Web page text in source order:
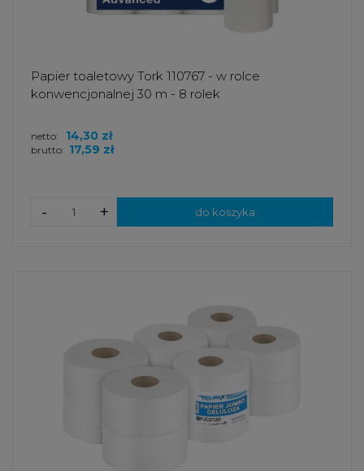
Papier toaletowy Tork 110767 - w rolce
konwencjonalnej 30 m - 8 rolek
brutto: 17,59 zł
netto: 14,30 zł
+
- do koszyka